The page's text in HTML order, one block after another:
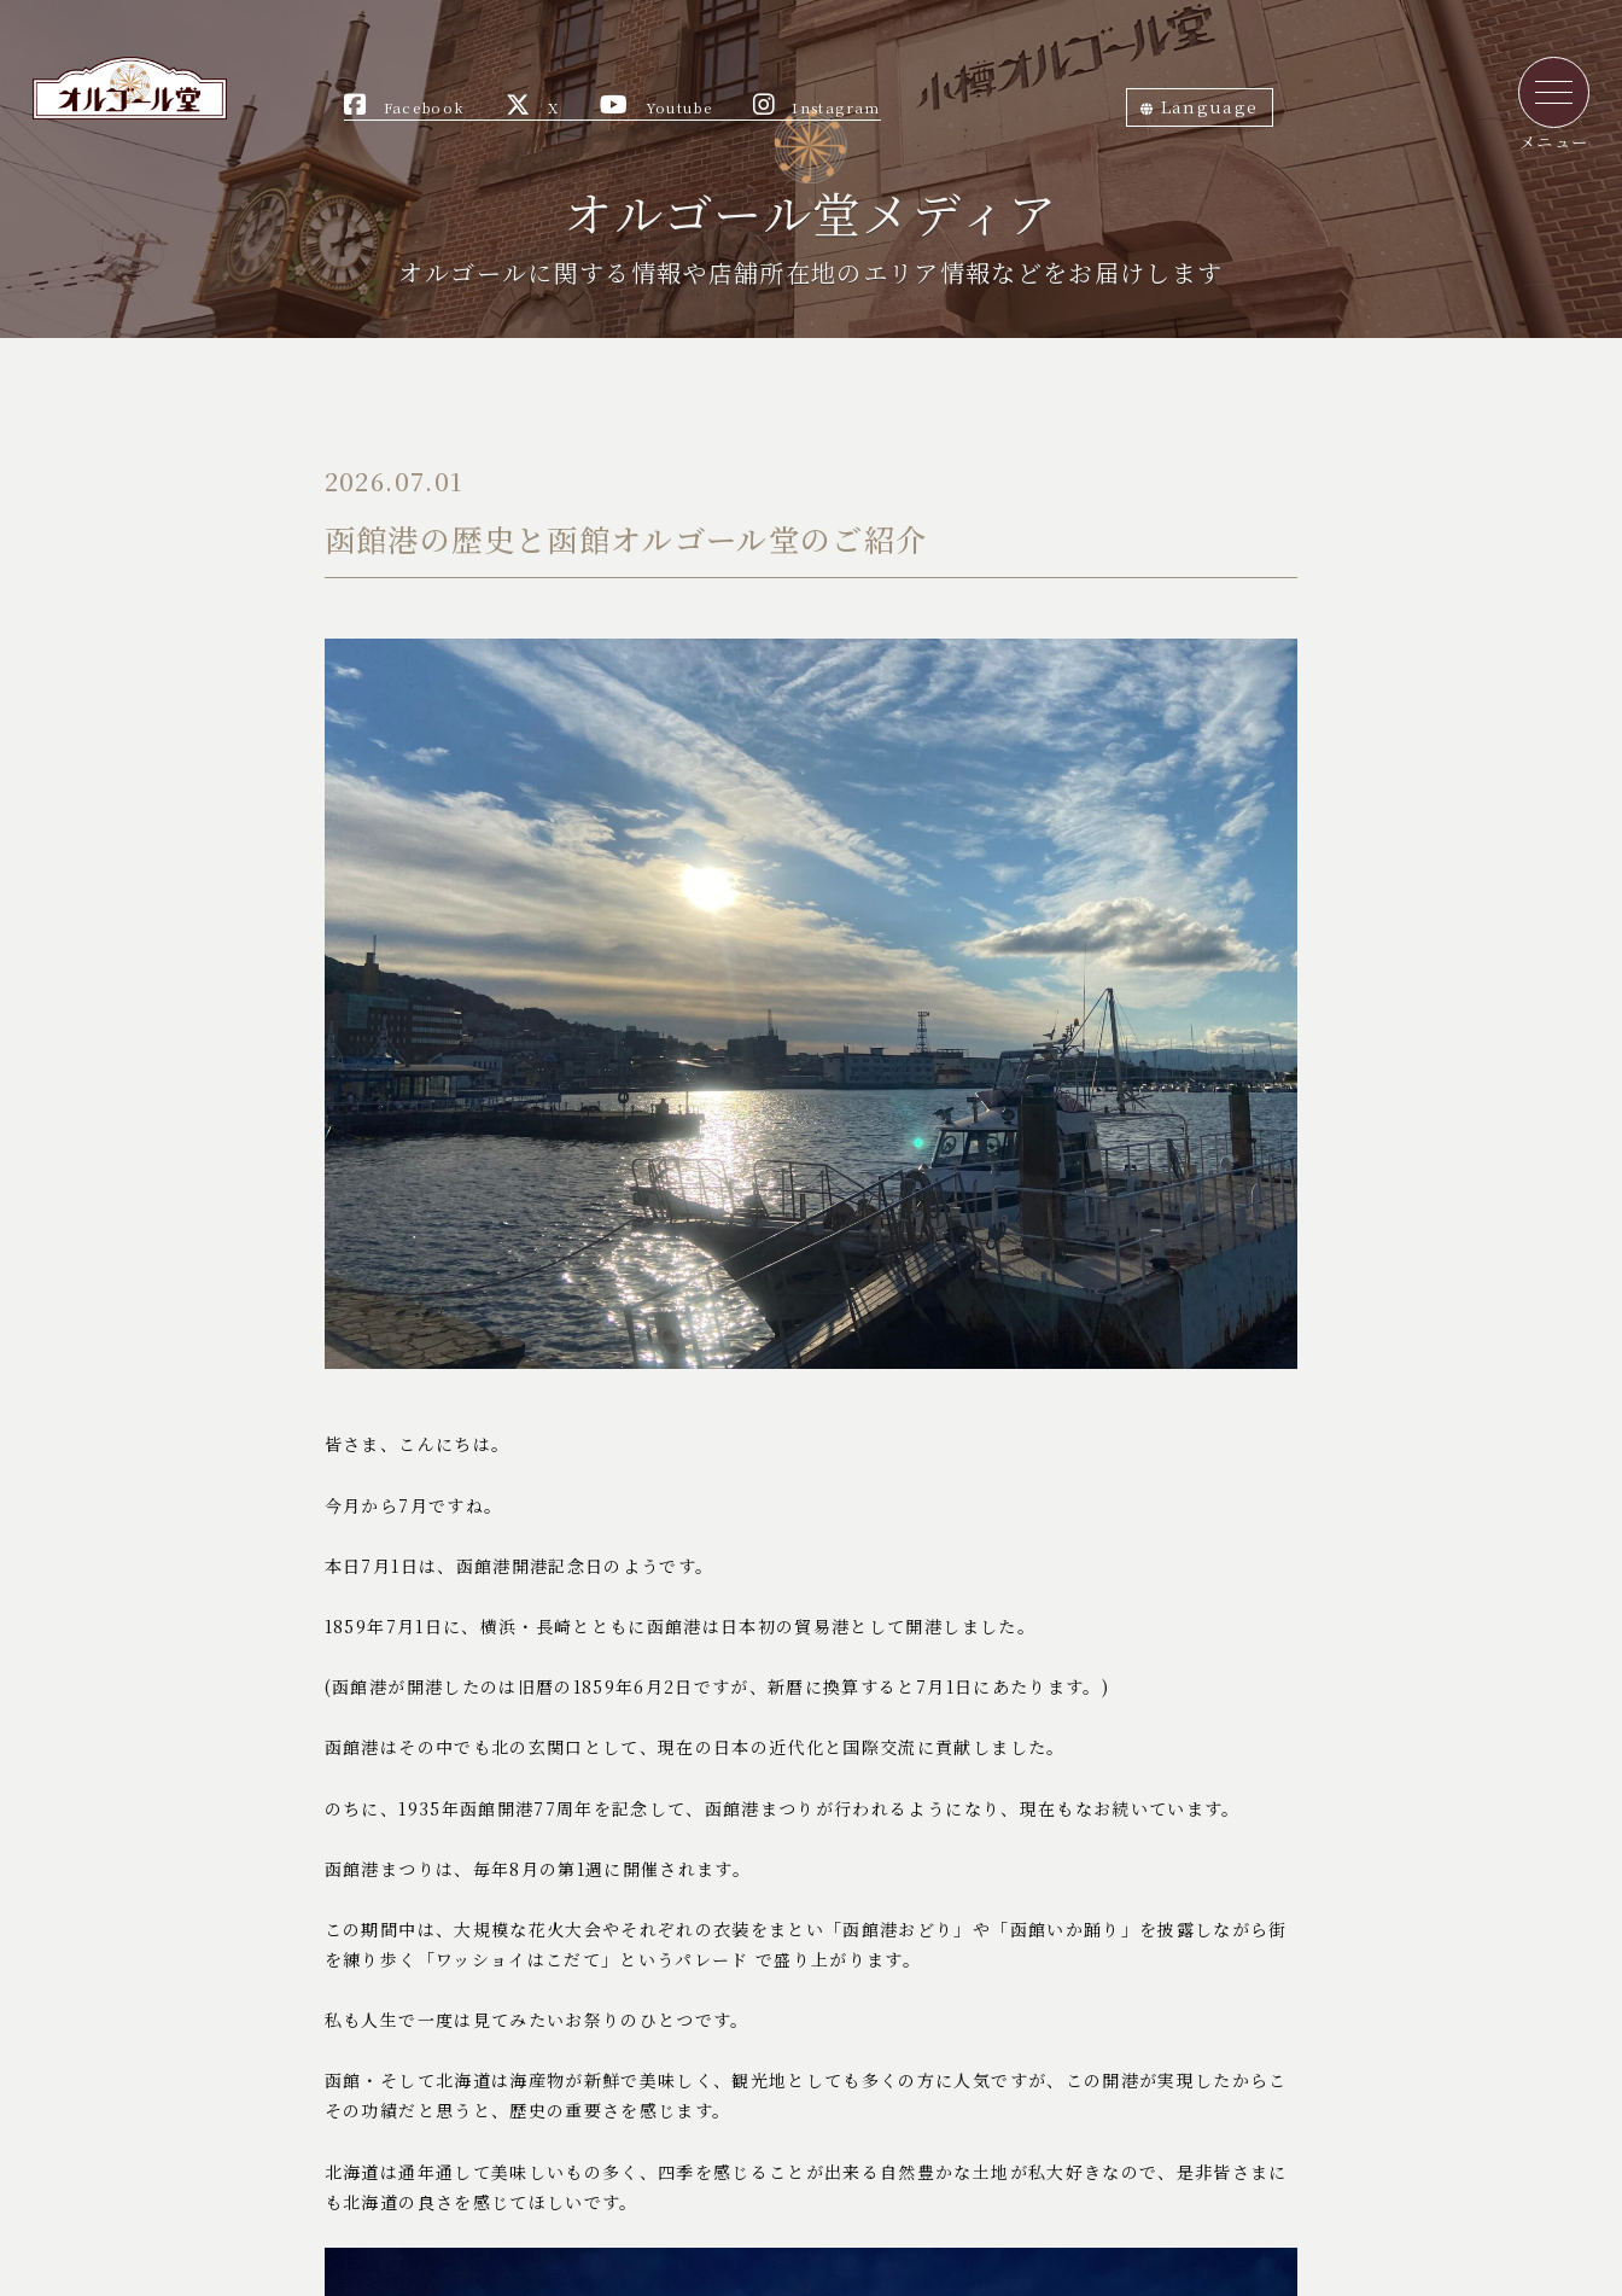
Facebook X Youtube Instagram
Language
English
한국어
中文繁体
中文簡体
ภาษาไทย
日本語 メニュー
オルゴール堂メディア
オルゴールに関する情報や店舗所在地のエリア情報などをお届けします
2026.07.01
函館港の歴史と函館オルゴール堂のご紹介
皆さま、こんにちは。
今月から7月ですね。
本日7月1日は、函館港開港記念日のようです。
1859年7月1日に、横浜・長崎とともに函館港は日本初の貿易港として開港しました。
(函館港が開港したのは旧暦の1859年6月2日ですが、新暦に換算すると7月1日にあたります。)
函館港はその中でも北の玄関口として、現在の日本の近代化と国際交流に貢献しました。
のちに、1935年函館開港77周年を記念して、函館港まつりが行われるようになり、現在もなお続いています。
函館港まつりは、毎年8月の第1週に開催されます。
この期間中は、大規模な花火大会やそれぞれの衣装をまとい「函館港おどり」や「函館いか踊り」を披露しながら街
を練り歩く「ワッショイはこだて」というパレード で盛り上がります。
私も人生で一度は見てみたいお祭りのひとつです。
函館・そして北海道は海産物が新鮮で美味しく、観光地としても多くの方に人気ですが、この開港が実現したからこ
その功績だと思うと、歴史の重要さを感じます。
北海道は通年通して美味しいもの多く、四季を感じることが出来る自然豊かな土地が私大好きなので、是非皆さまに
も北海道の良さを感じてほしいです。